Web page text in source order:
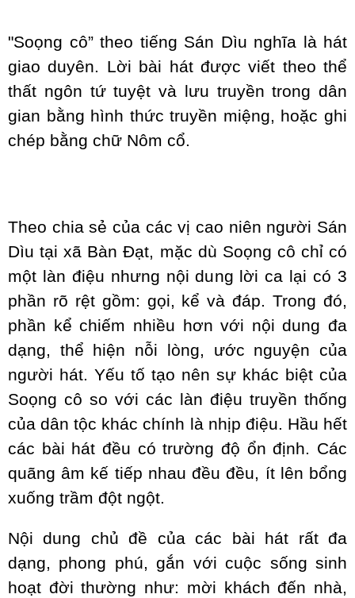
"Soọng cô” theo tiếng Sán Dìu nghĩa là hát
giao duyên. Lời bài hát được viết theo thể
thất ngôn tứ tuyệt và lưu truyền trong dân
gian bằng hình thức truyền miệng, hoặc ghi
chép bằng chữ Nôm cổ.
Theo chia sẻ của các vị cao niên người Sán
Dìu tại xã Bàn Đạt, mặc dù Soọng cô chỉ có
một làn điệu nhưng nội dung lời ca lại có 3
phần rõ rệt gồm: gọi, kể và đáp. Trong đó,
phần kể chiếm nhiều hơn với nội dung đa
dạng, thể hiện nỗi lòng, ước nguyện của
người hát. Yếu tố tạo nên sự khác biệt của
Soọng cô so với các làn điệu truyền thống
của dân tộc khác chính là nhịp điệu. Hầu hết
các bài hát đều có trường độ ổn định. Các
quãng âm kế tiếp nhau đều đều, ít lên bổng
xuống trầm đột ngột.
Nội dung chủ đề của các bài hát rất đa
dạng, phong phú, gắn với cuộc sống sinh
hoạt đời thường như: mời khách đến nhà,